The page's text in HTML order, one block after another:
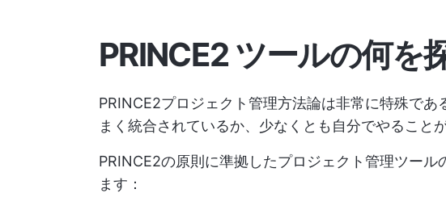
PRINCE2 ツールの何を
PRINCE2プロジェクト管理方法論は非常に特殊であ
まく統合されているか、少なくとも自分でやること
PRINCE2の原則に準拠したプロジェクト管理ツール
ます：